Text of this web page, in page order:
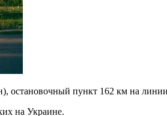
остановочный пункт 162 км на
на Украине.